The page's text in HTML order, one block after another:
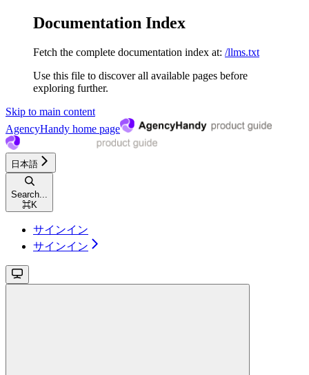
Documentation Index
Fetch the complete documentation index at: /llms.txt
Use this file to discover all available pages before
exploring further.
Skip to main content
AgencyHandy home page
日本語
Search...
⌘K
サインイン
サインイン